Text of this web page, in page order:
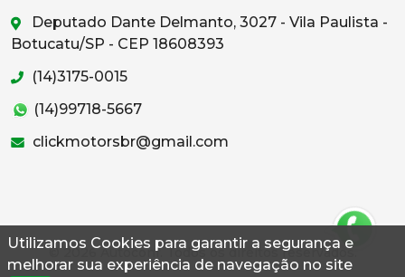
Utilizamos Cookies para garantir a segurança e
melhorar sua experiência de navegação no site
Deputado Dante Delmanto, 3027 - Vila Paulista -
Botucatu/SP - CEP 18608393
(14)3175-0015
(14)99718-5667
clickmotorsbr@gmail.com
© 2026 Autoconf. Todos os direitos reservados.